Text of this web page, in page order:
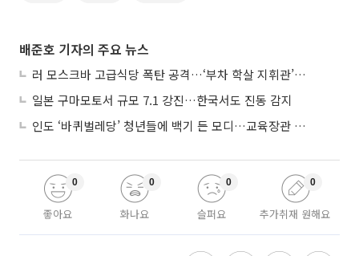
배준호 기자의 주요 뉴스
러 모스크바 고급식당 폭탄 공격…‘부차 학살 지휘관’ 노렸나
일본 구마모토서 규모 7.1 강진…한국서도 진동 감지
인도 ‘바퀴벌레당’ 청년들에 백기 든 모디…교육장관 사퇴
좋아요
0
화나요
0
슬퍼요
0
추가취재 원해요
0